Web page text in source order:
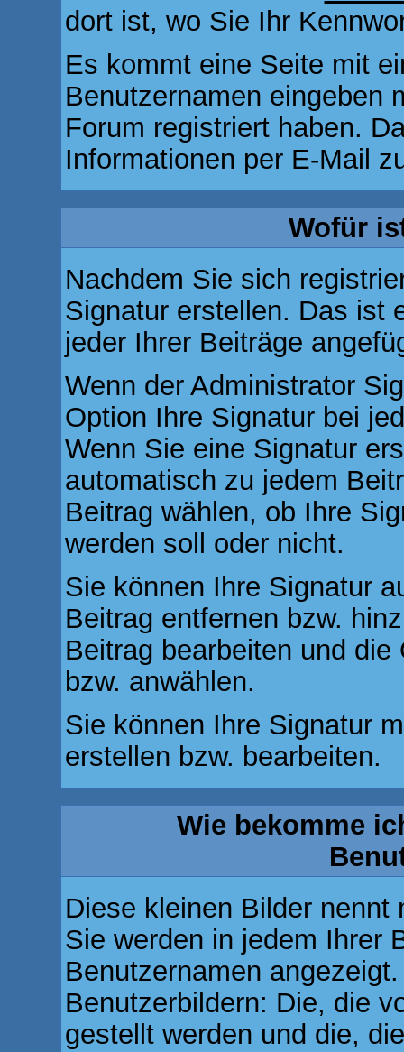
dort ist, wo Sie Ihr
Es kommt eine Seite mit
Benutzernamen eingeben
Forum registriert haben.
Informationen per E-Mail
Wofür
Nachdem Sie sich
Signatur erstellen. Das ist
jeder Ihrer Beiträge
Wenn der Administrator
Option Ihre Signatur bei
Wenn Sie eine Signatur
automatisch zu jedem
Beitrag wählen, ob Ihre
werden soll oder nicht.
Sie können Ihre Signatur
Beitrag entfernen bzw.
Beitrag bearbeiten und
bzw. anwählen.
Sie können Ihre Signatur
erstellen bzw. bearbeiten.
Wie bekomme
Diese kleinen Bilder nennt
Sie werden in jedem Ihrer
Benutzernamen
Benutzerbildern: Die, die
gestellt werden und die,